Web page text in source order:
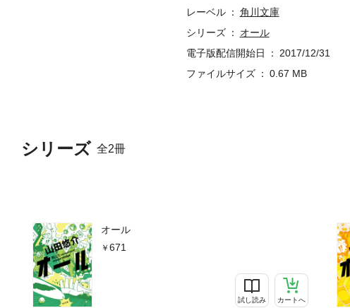
シリーズ 全2冊
オール
671
試し読み カートへ
レーベル
角川文庫
シリーズ
オール
電子版配信開始日
2017/12/31
ファイルサイズ
0.67 MB